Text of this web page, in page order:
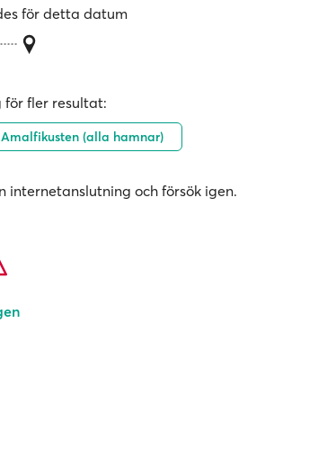
för detta datum
för fler resultat:
(alla hamnar)
internetanslutning och försök igen.